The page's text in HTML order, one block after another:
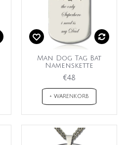
Man Dog Tag Bat
Namenskette
€48
+ WARENKORB